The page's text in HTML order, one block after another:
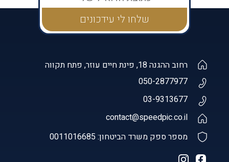
רחוב ההגנה 18, פינת חיים עוזר, פתח תקווה
050-2877977
03-9313677
contact@speedpic.co.il
מספר ספק משרד הביטחון: 0011016685